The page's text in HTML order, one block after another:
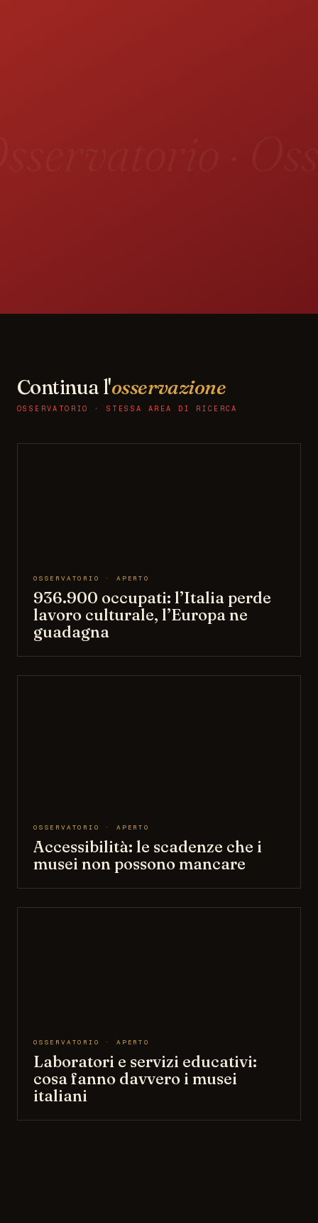
Continua l'osservazione
OSSERVATORIO · STESSA AREA DI RICERCA
OSSERVATORIO · APERTO
936.900 occupati: l’Italia perde
lavoro culturale, l’Europa ne
guadagna
OSSERVATORIO · APERTO
Accessibilità: le scadenze che i
musei non possono mancare
OSSERVATORIO · APERTO
Laboratori e servizi educativi:
cosa fanno davvero i musei
italiani